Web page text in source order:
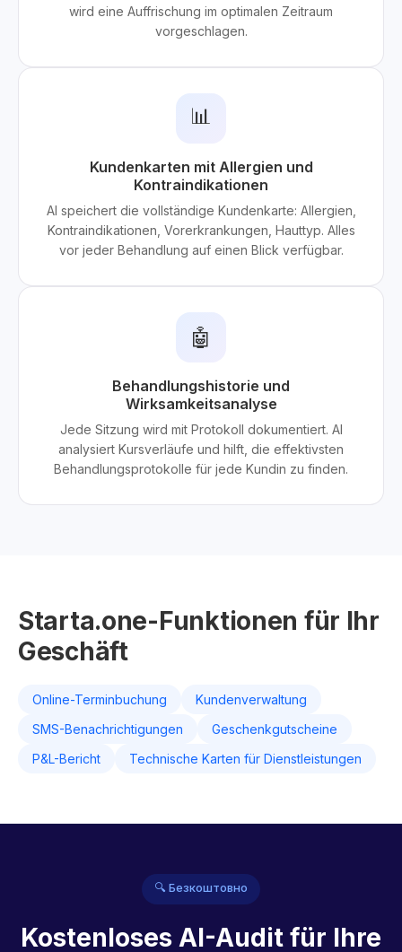
wird eine Auffrischung im optimalen Zeitraum
vorgeschlagen.
📊
Kundenkarten mit Allergien und
Kontraindikationen
AI speichert die vollständige Kundenkarte: Allergien,
Kontraindikationen, Vorerkrankungen, Hauttyp. Alles
vor jeder Behandlung auf einen Blick verfügbar.
🤖
Behandlungshistorie und
Wirksamkeitsanalyse
Jede Sitzung wird mit Protokoll dokumentiert. AI
analysiert Kursverläufe und hilft, die effektivsten
Behandlungsprotokolle für jede Kundin zu finden.
Starta.one-Funktionen für Ihr
Geschäft
Online-Terminbuchung
Kundenverwaltung
SMS-Benachrichtigungen
Geschenkgutscheine
P&L-Bericht
Technische Karten für Dienstleistungen
🔍 Безкоштовно
Kostenloses AI-Audit für Ihre